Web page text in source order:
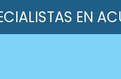
EN